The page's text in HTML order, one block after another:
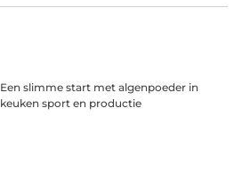
Een slimme start met algenpoeder in
keuken sport en productie